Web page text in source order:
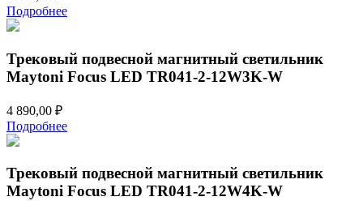
Подробнее
Трековый подвесной магнитный светильник
Maytoni Focus LED TR041-2-12W3K-W
4 890,00 ₽
Подробнее
Трековый подвесной магнитный светильник
Maytoni Focus LED TR041-2-12W4K-W